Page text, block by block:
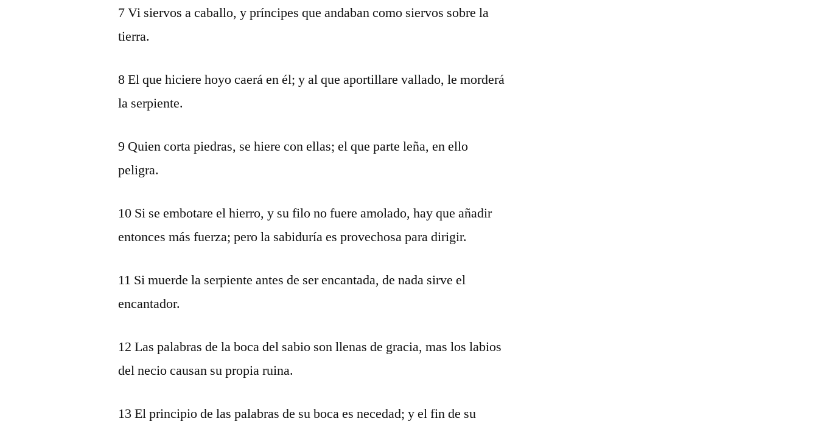
7 Vi siervos a caballo, y príncipes que andaban como siervos sobre la
tierra.
8 El que hiciere hoyo caerá en él; y al que aportillare vallado, le morderá
la serpiente.
9 Quien corta piedras, se hiere con ellas; el que parte leña, en ello
peligra.
10 Si se embotare el hierro, y su filo no fuere amolado, hay que añadir
entonces más fuerza; pero la sabiduría es provechosa para dirigir.
11 Si muerde la serpiente antes de ser encantada, de nada sirve el
encantador.
12 Las palabras de la boca del sabio son llenas de gracia, mas los labios
del necio causan su propia ruina.
13 El principio de las palabras de su boca es necedad; y el fin de su